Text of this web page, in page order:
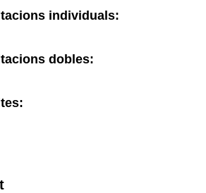
individuals:
dobles: